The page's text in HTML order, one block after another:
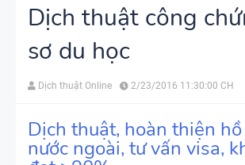
Dịch thuật công
sơ du học
Dịch thuật Online 2/23/2016 11:30:00 CH
Dịch thuật, hoàn thiện
nước ngoài, tư vấn visa,